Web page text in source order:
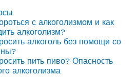
с алкоголизмом и как
алкоголизм?
алкоголь без помощи со
пить пиво? Опасность
алкоголизма